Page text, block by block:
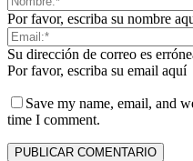
Por favor, escriba su nombre
Su dirección de correo es
Por favor, escriba su email aquí
Save my name, email, and
time I comment.